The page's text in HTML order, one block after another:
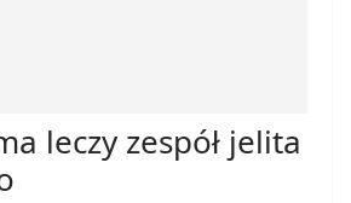
leczy zespół jelita